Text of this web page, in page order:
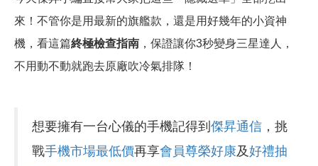
來！不管你是用最新的旗艦款，還是用好幾年的小資神
機，看這篇終極檢查指南 ，保證讓你3秒變身三星達人，
不用動不動就跑去原廠吹冷氣排隊！
想要擁有一台心儀的手機記得到傑昇通信 ，挑
戰手機市場最低價再享會員尊榮好康及好禮抽